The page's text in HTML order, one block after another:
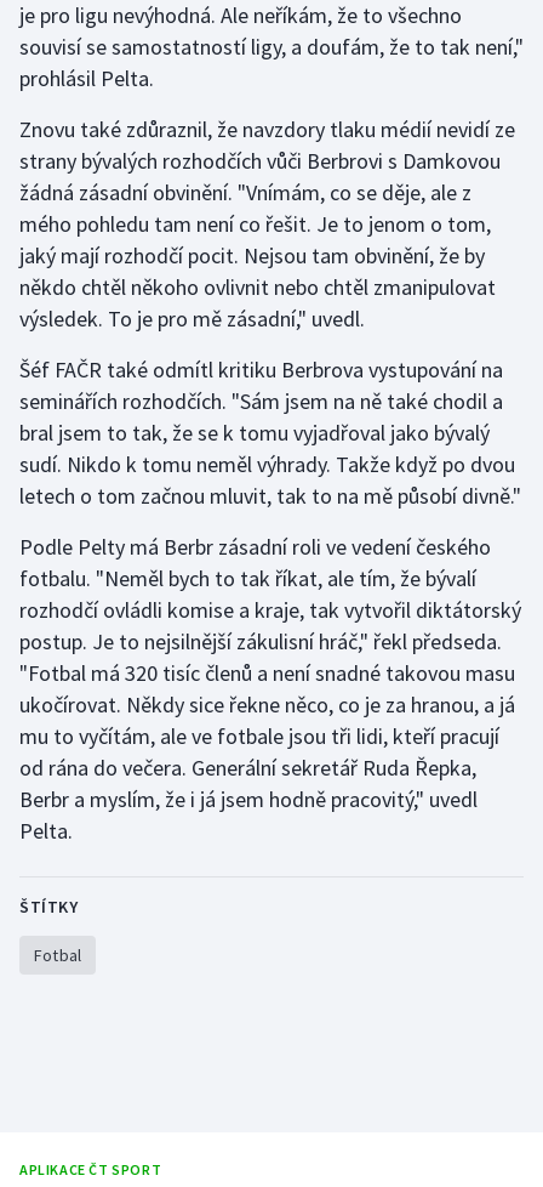
Moderní pětiboj
Motorsport
Olympijské hry
Parasport
Plavání
Plážový volejbal
Ragby
Rychlobruslení
Rychlostní kanoistika
Short track
Sportovní střelba
Stolní tenis
Triatlon
Veslování
Vodní slalom
Volejbal
Ostatní
je pro ligu nevýhodná. Ale neříkám, že to všechno
souvisí se samostatností ligy, a doufám, že to tak není,"
prohlásil Pelta.
Znovu také zdůraznil, že navzdory tlaku médií nevidí ze
strany bývalých rozhodčích vůči Berbrovi s Damkovou
žádná zásadní obvinění. "Vnímám, co se děje, ale z
mého pohledu tam není co řešit. Je to jenom o tom,
jaký mají rozhodčí pocit. Nejsou tam obvinění, že by
někdo chtěl někoho ovlivnit nebo chtěl zmanipulovat
výsledek. To je pro mě zásadní," uvedl.
Šéf FAČR také odmítl kritiku Berbrova vystupování na
seminářích rozhodčích. "Sám jsem na ně také chodil a
bral jsem to tak, že se k tomu vyjadřoval jako bývalý
sudí. Nikdo k tomu neměl výhrady. Takže když po dvou
letech o tom začnou mluvit, tak to na mě působí divně."
Podle Pelty má Berbr zásadní roli ve vedení českého
fotbalu. "Neměl bych to tak říkat, ale tím, že bývalí
rozhodčí ovládli komise a kraje, tak vytvořil diktátorský
postup. Je to nejsilnější zákulisní hráč," řekl předseda.
"Fotbal má 320 tisíc členů a není snadné takovou masu
ukočírovat. Někdy sice řekne něco, co je za hranou, a já
mu to vyčítám, ale ve fotbale jsou tři lidi, kteří pracují
od rána do večera. Generální sekretář Ruda Řepka,
Berbr a myslím, že i já jsem hodně pracovitý," uvedl
Pelta.
ŠTÍTKY
Fotbal
APLIKACE ČT SPORT